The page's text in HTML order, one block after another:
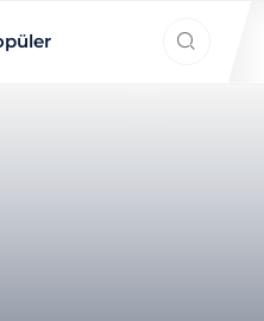
ne aradınız?